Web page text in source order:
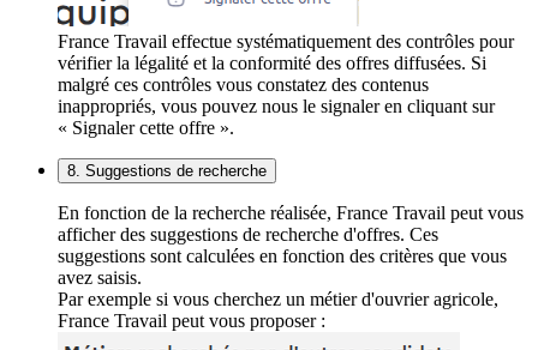
France Travail effectue systématiquement des contrôles pour
vérifier la légalité et la conformité des offres diffusées. Si
malgré ces contrôles vous constatez des contenus
inappropriés, vous pouvez nous le signaler en cliquant sur
« Signaler cette offre ».
8. Suggestions de recherche
En fonction de la recherche réalisée, France Travail peut vous
afficher des suggestions de recherche d'offres. Ces
suggestions sont calculées en fonction des critères que vous
avez saisis.
Par exemple si vous cherchez un métier d'ouvrier agricole,
France Travail peut vous proposer :